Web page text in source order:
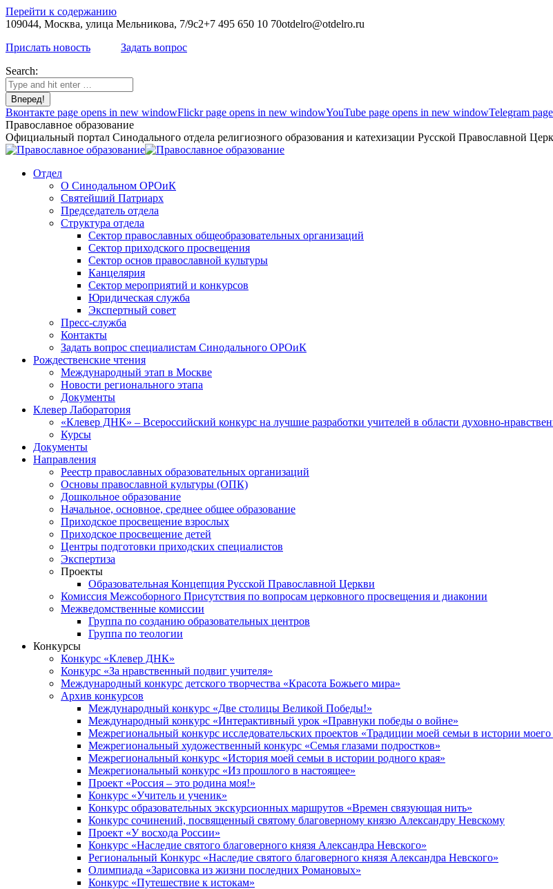
Перейти к содержанию
109044, Москва, улица Мельникова, 7/9с2+7 495 650 10 70otdelro@otdelro.ru
Прислать новость
Задать вопрос
Search:
Вконтакте page opens in new windowFlickr page opens in new windowYouTube page opens in new windowTelegram
Православное образование
Официальный портал Синодального отдела религиозного образования и катехизации Русской Православной
Отдел
О Синодальном ОРОиК
Святейший Патриарх
Председатель отдела
Структура отдела
Сектор православных общеобразовательных организаций
Сектор приходского просвещения
Сектор основ православной культуры
Канцелярия
Сектор мероприятий и конкурсов
Юридическая служба
Экспертный совет
Пресс-служба
Контакты
Задать вопрос специалистам Синодального ОРОиК
Рождественские чтения
Международный этап в Москве
Новости регионального этапа
Документы
Клевер Лаборатория
«Клевер ДНК» – Всероссийский конкурс на лучшие разработки учителей в области духовно-
Курсы
Документы
Направления
Реестр православных образовательных организаций
Основы православной культуры (ОПК)
Дошкольное образование
Начальное, основное, среднее общее образование
Приходское просвещение взрослых
Приходское просвещение детей
Центры подготовки приходских специалистов
Экспертиза
Проекты
Образовательная Концепция Русской Православной Церкви
Комиссия Межсоборного Присутствия по вопросам церковного просвещения и диаконии
Межведомственные комиссии
Группа по созданию образовательных центров
Группа по теологии
Конкурсы
Конкурс «Клевер ДНК»
Конкурс «За нравственный подвиг учителя»
Международный конкурс детского творчества «Красота Божьего мира»
Архив конкурсов
Международный конкурс «Две столицы Великой Победы!»
Международный конкурс «Интерактивный урок «Правнуки победы о войне»
Межрегиональный конкурс исследовательских проектов «Традиции моей семьи в истории моего
Межрегиональный художественный конкурс «Семья глазами подростков»
Межрегиональный конкурс «История моей семьи в истории родного края»
Межрегиональный конкурс «Из прошлого в настоящее»
Проект «Россия – это родина моя!»
Конкурс «Учитель и ученик»
Конкурс образовательных экскурсионных маршрутов «Времен связующая нить»
Конкурс сочинений, посвященный святому благоверному князю Александру Невскому
Проект «У восхода России»
Конкурс «Наследие святого благоверного князя Александра Невского»
Региональный Конкурс «Наследие святого благоверного князя Александра Невского»
Олимпиада «Зарисовка из жизни последних Романовых»
Конкурс «Путешествие к истокам»